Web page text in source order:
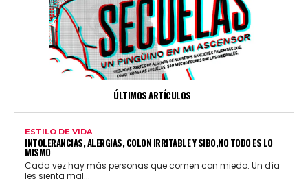
ÚLTIMOS ARTÍCULOS
ESTILO DE VIDA
INTOLERANCIAS, ALERGIAS, COLON IRRITABLE Y SIBO,NO TODO ES LO
MISMO
Cada vez hay más personas que comen con miedo. Un día
les sienta mal...